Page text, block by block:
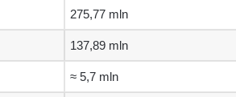
275,77 mln
137,89 mln
≈ 5,7 mln